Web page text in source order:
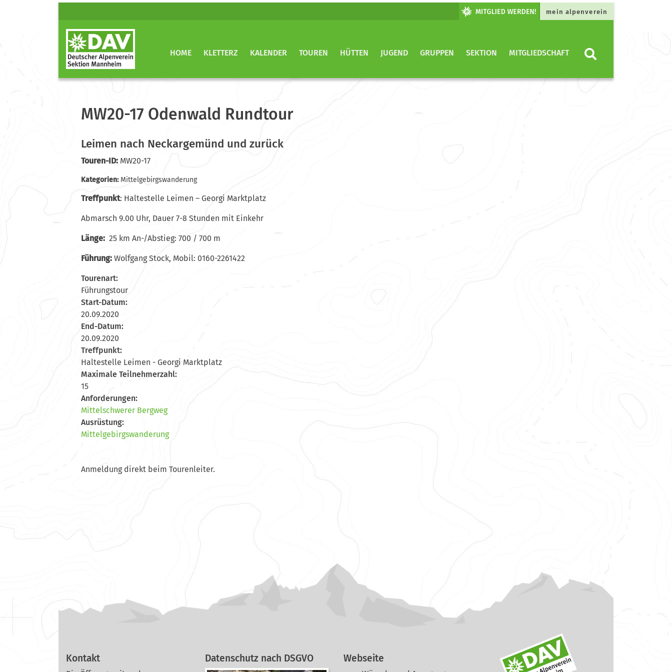
mein alpenverein
HOME KLETTERZ KALENDER TOUREN HÜTTEN JUGEND GRUPPEN SEKTION MITGLIEDSCHAFT
MW20-17 Odenwald Rundtour
Leimen nach Neckargemünd und zurück
Touren-ID: MW20-17
Kategorien: Mittelgebirgswanderung
Treffpunkt: Haltestelle Leimen – Georgi Marktplatz
Abmarsch 9.00 Uhr, Dauer 7-8 Stunden mit Einkehr
Länge: 25 km An-/Abstieg: 700 / 700 m
Führung: Wolfgang Stock, Mobil: 0160-2261422
Tourenart:
Führungstour
Start-Datum:
20.09.2020
End-Datum:
20.09.2020
Treffpunkt:
Haltestelle Leimen - Georgi Marktplatz
Maximale Teilnehmerzahl:
15
Anforderungen:
Mittelschwerer Bergweg
Ausrüstung:
Mittelgebirgswanderung
Anmeldung direkt beim Tourenleiter.
Kontakt Datenschutz nach DSGVO Webseite